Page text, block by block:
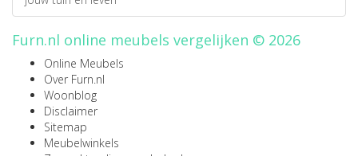
Furn.nl online meubels vergelijken © 2026
Online Meubels
Over Furn.nl
Woonblog
Disclaimer
Sitemap
Meubelwinkels